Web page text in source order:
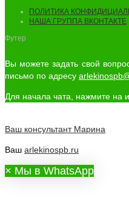
ПОЛИТИКА
НАША ГРУППА ВКОНТАКТЕ
Футер
Вы можете задать свой
письмо по адресу
Для начала чата, нажмите на
Ваш консультант Марина
Ваш arlekinospb.ru
× Мы в WhatsApp